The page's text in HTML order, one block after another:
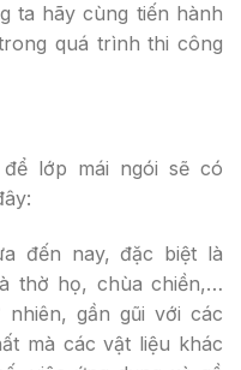
ta hãy cùng tiến hành
quá trình thi công
lớp mái ngói sẽ có
đến nay, đặc biệt là
thờ họ, chùa chiền,…
gần gũi với các
mà các vật liệu khác